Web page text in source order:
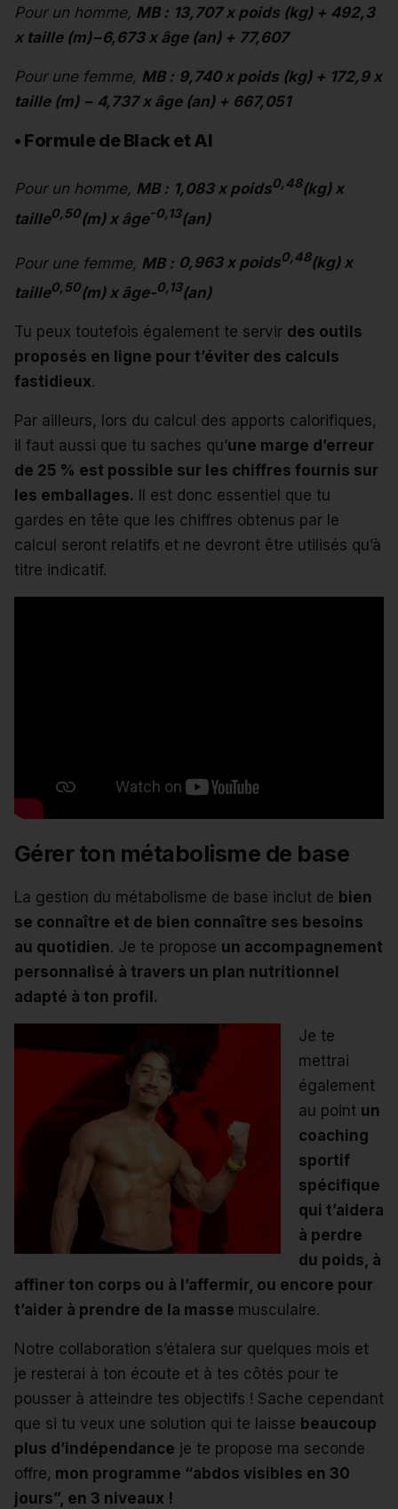
Pour un homme, MB : 13,707 x poids (kg) + 492,3
x taille (m)−6,673 x âge (an) + 77,607
Pour une femme, MB : 9,740 x poids (kg) + 172,9 x
taille (m) − 4,737 x âge (an) + 667,051
• Formule de Black et Al
Pour un homme, MB : 1,083 x poids0,48(kg) x
taille0,50(m) x âge-0,13(an)
Pour une femme, MB : 0,963 x poids0,48(kg) x
taille0,50(m) x âge-0,13(an)
Tu peux toutefois également te servir des outils
proposés en ligne pour t’éviter des calculs
fastidieux.
Par ailleurs, lors du calcul des apports calorifiques,
il faut aussi que tu saches qu’une marge d’erreur
de 25 % est possible sur les chiffres fournis sur
les emballages. Il est donc essentiel que tu
gardes en tête que les chiffres obtenus par le
calcul seront relatifs et ne devront être utilisés qu’à
titre indicatif.
Gérer ton métabolisme de base
La gestion du métabolisme de base inclut de bien
se connaître et de bien connaître ses besoins
au quotidien. Je te propose un accompagnement
personnalisé à travers un plan nutritionnel
adapté à ton profil.
Je te
mettrai
également
au point un
coaching
sportif
spécifique
qui t’aidera
à perdre
du poids, à
affiner ton corps ou à l’affermir, ou encore pour
t’aider à prendre de la masse musculaire.
Notre collaboration s’étalera sur quelques mois et
je resterai à ton écoute et à tes côtés pour te
pousser à atteindre tes objectifs ! Sache cependant
que si tu veux une solution qui te laisse beaucoup
plus d’indépendance je te propose ma seconde
offre, mon programme “abdos visibles en 30
jours”, en 3 niveaux !